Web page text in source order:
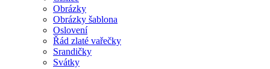
Obrázky
Obrázky šablona
Oslovení
Řád zlaté vařečky
Srandičky
Svátky